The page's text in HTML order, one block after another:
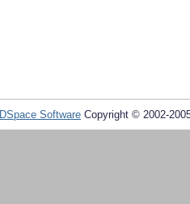
DSpace Software Copyright © 2002-